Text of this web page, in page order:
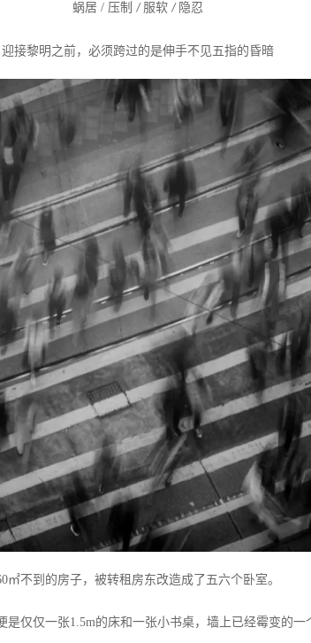
蜗居 / 压制 / 服软 / 隐忍
迎接黎明之前，必须跨过的是伸手不见五指的昏暗
㎡不到的房子，被转租房东改造成了五六个卧室。
是仅仅一张1.5m的床和一张小书桌，墙上已经霉变的